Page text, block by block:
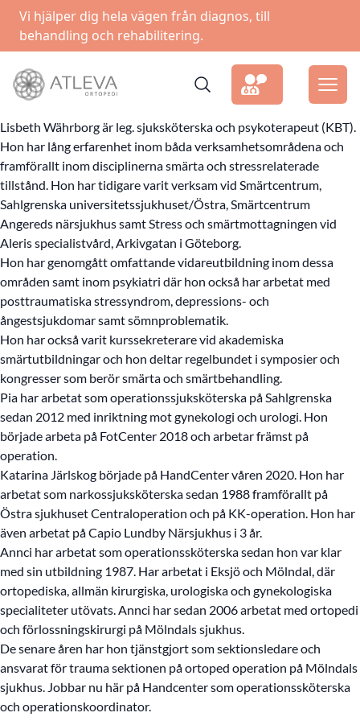
Vi hjälper dig hela vägen från diagnos, till
behandling och rehabilitering.
Lisbeth Währborg är leg. sjuksköterska och psykoterapeut (KBT).
Hon har lång erfarenhet inom båda verksamhetsområdena och
framförallt inom disciplinerna smärta och stressrelaterade
tillstånd. Hon har tidigare varit verksam vid Smärtcentrum,
Sahlgrenska universitetssjukhuset/Östra, Smärtcentrum
Angereds närsjukhus samt Stress och smärtmottagningen vid
Aleris specialistvård, Arkivgatan i Göteborg.
Hon har genomgått omfattande vidareutbildning inom dessa
områden samt inom psykiatri där hon också har arbetat med
posttraumatiska stressyndrom, depressions- och
ångestsjukdomar samt sömnproblematik.
Hon har också varit kurssekreterare vid akademiska
smärtutbildningar och hon deltar regelbundet i symposier och
kongresser som berör smärta och smärtbehandling.
Pia har arbetat som operationssjuksköterska på Sahlgrenska
sedan 2012 med inriktning mot gynekologi och urologi. Hon
började arbeta på FotCenter 2018 och arbetar främst på
operation.
Katarina Järlskog började på HandCenter våren 2020. Hon har
arbetat som narkossjuksköterska sedan 1988 framförallt på
Östra sjukhuset Centraloperation och på KK-operation. Hon har
även arbetat på Capio Lundby Närsjukhus i 3 år.
Annci har arbetat som operationssköterska sedan hon var klar
med sin utbildning 1987. Har arbetat i Eksjö och Mölndal, där
ortopediska, allmän kirurgiska, urologiska och gynekologiska
specialiteter utövats. Annci har sedan 2006 arbetat med ortopedi
och förlossningskirurgi på Mölndals sjukhus.
De senare åren har hon tjänstgjort som sektionsledare och
ansvarat för trauma sektionen på ortoped operation på Mölndals
sjukhus. Jobbar nu här på Handcenter som operationssköterska
och operationskoordinator.